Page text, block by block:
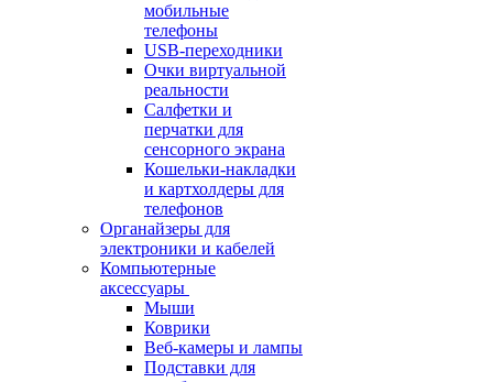
мобильные
телефоны
USB-переходники
Очки виртуальной
реальности
Салфетки и
перчатки для
сенсорного экрана
Кошельки-накладки
и картхолдеры для
телефонов
Органайзеры для
электроники и кабелей
Компьютерные
аксессуары
Мыши
Коврики
Веб-камеры и лампы
Подставки для